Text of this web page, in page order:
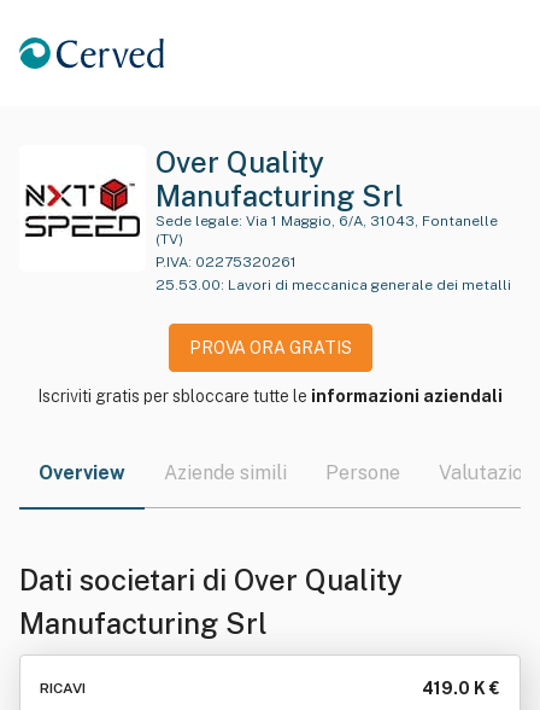
Over Quality
Manufacturing Srl
Sede legale:
(TV)
P.IVA: 02275320261
25.53.00: Lavori di meccanica generale dei metalli
PROVA ORA GRATIS
Iscriviti gratis per sbloccare tutte le informazioni aziendali
Overview Aziende simili Persone Valutazioni
Dati societari di Over Quality
Manufacturing Srl
RICAVI 419.0 K €